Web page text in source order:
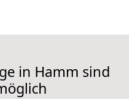
in Hamm sind